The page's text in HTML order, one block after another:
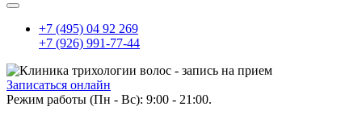
+7 (495) 04 92 269
+7 (926) 991-77-44
Записаться онлайн
Режим работы (Пн - Вс): 9:00 - 21:00.